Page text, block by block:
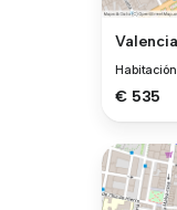
Valencia
Habitación
€ 535